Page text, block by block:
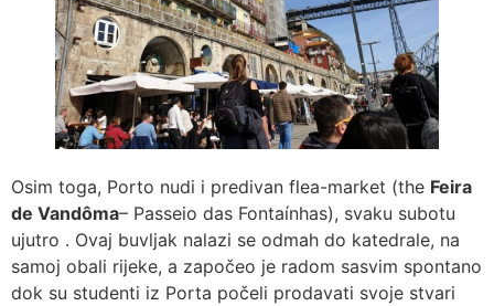
Osim toga, Porto nudi i predivan flea-market (the Feira
de Vandôma– Passeio das Fontaínhas), svaku subotu
ujutro . Ovaj buvljak nalazi se odmah do katedrale, na
samoj obali rijeke, a započeo je radom sasvim spontano
dok su studenti iz Porta počeli prodavati svoje stvari